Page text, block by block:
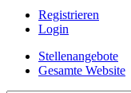
Registrieren
Login
Stellenangebote
Gesamte Website